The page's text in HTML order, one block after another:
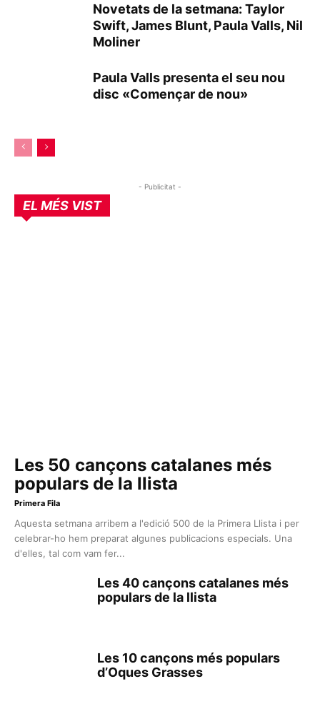
Novetats de la setmana: Taylor
Swift, James Blunt, Paula Valls, Nil
Moliner
Paula Valls presenta el seu nou
disc «Començar de nou»
- Publicitat -
EL MÉS VIST
Les 50 cançons catalanes més
populars de la llista
Primera Fila
Aquesta setmana arribem a l'edició 500 de la Primera Llista i per
celebrar-ho hem preparat algunes publicacions especials. Una
d'elles, tal com vam fer...
Les 40 cançons catalanes més
populars de la llista
Les 10 cançons més populars
d’Oques Grasses